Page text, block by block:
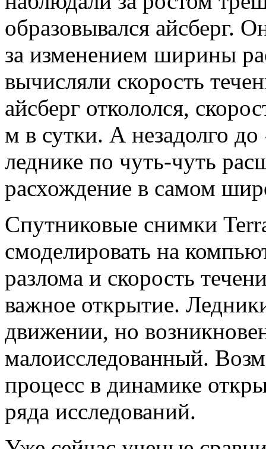
образовывался айсберг.
за изменением ширины
вычисляли скорость
айсберг откололся,
м в сутки. А незадолго
леднике по чуть-чуть
расхождение в самом
Спутниковые снимки
смоделировать на
разлома и скорость
важное открытие.
движении, но
малоисследованный.
процесс в динамике
ряда исследований.